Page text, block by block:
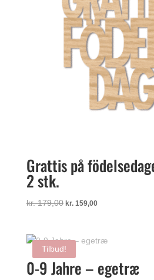
Grattis på
2 stk.
kr.179,00 Den
kr. 179,00.
kr.159,00Den
Tilbud!
0-9 Jahre – egetræ